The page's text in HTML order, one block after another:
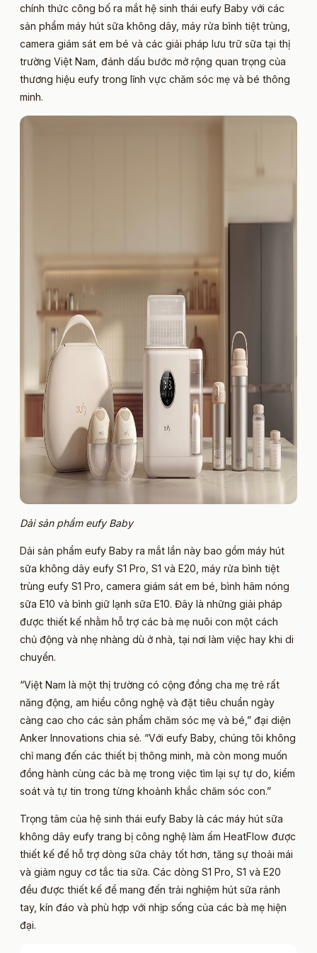
chính thức công bố ra mắt hệ sinh thái eufy Baby với các
sản phẩm máy hút sữa không dây, máy rửa bình tiệt trùng,
camera giám sát em bé và các giải pháp lưu trữ sữa tại thị
trường Việt Nam, đánh dấu bước mở rộng quan trọng của
thương hiệu eufy trong lĩnh vực chăm sóc mẹ và bé thông
minh.
Dải sản phẩm eufy Baby
Dải sản phẩm eufy Baby ra mắt lần này bao gồm máy hút
sữa không dây eufy S1 Pro, S1 và E20, máy rửa bình tiệt
trùng eufy S1 Pro, camera giám sát em bé, bình hâm nóng
sữa E10 và bình giữ lạnh sữa E10. Đây là những giải pháp
được thiết kế nhằm hỗ trợ các bà mẹ nuôi con một cách
chủ động và nhẹ nhàng dù ở nhà, tại nơi làm việc hay khi di
chuyển.
“Việt Nam là một thị trường có cộng đồng cha mẹ trẻ rất
năng động, am hiểu công nghệ và đặt tiêu chuẩn ngày
càng cao cho các sản phẩm chăm sóc mẹ và bé,” đại diện
Anker Innovations chia sẻ. “Với eufy Baby, chúng tôi không
chỉ mang đến các thiết bị thông minh, mà còn mong muốn
đồng hành cùng các bà mẹ trong việc tìm lại sự tự do, kiểm
soát và tự tin trong từng khoảnh khắc chăm sóc con.”
Trọng tâm của hệ sinh thái eufy Baby là các máy hút sữa
không dây eufy trang bị công nghệ làm ấm HeatFlow được
thiết kế để hỗ trợ dòng sữa chảy tốt hơn, tăng sự thoải mái
và giảm nguy cơ tắc tia sữa. Các dòng S1 Pro, S1 và E20
đều được thiết kế để mang đến trải nghiệm hút sữa rảnh
tay, kín đáo và phù hợp với nhịp sống của các bà mẹ hiện
đại.